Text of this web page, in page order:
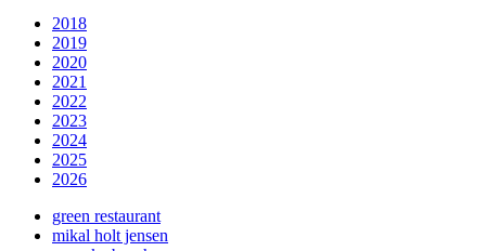
2018
2019
2020
2021
2022
2023
2024
2025
2026
green restaurant
mikal holt jensen